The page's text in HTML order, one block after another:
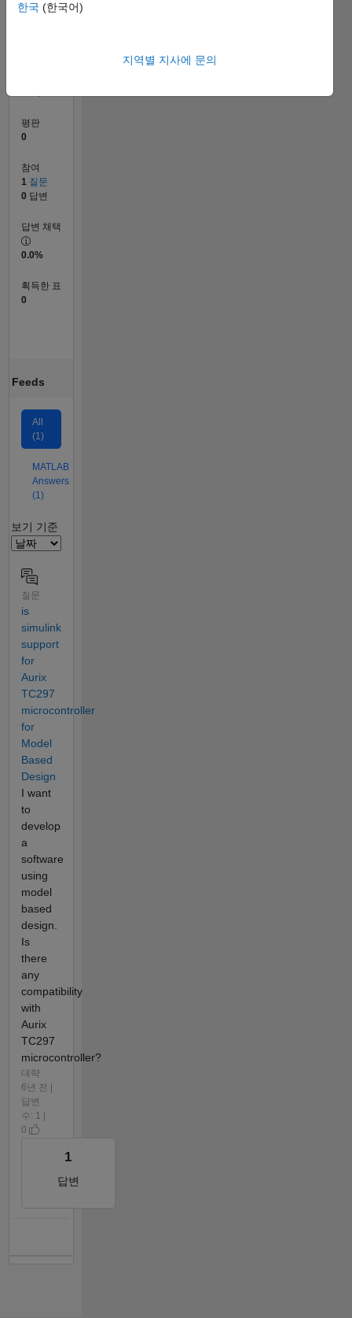
평판
0
참여
1 질문
0 답변
답변 채택
0.0%
획득한 표
0
Feeds
All
(1)
MATLAB
Answers
(1)
Filter2
보기 기준
질문
is
simulink
support
for
Aurix
TC297
microcontroller
for
Model
Based
Design
I want
to
develop
a
software
using
model
based
design.
Is
there
any
compatibility
with
Aurix
TC297
microcontroller?
대략
6년 전 |
답변
수: 1 |
0
1
답변
한국 (한국어)
지역별 지사에 문의